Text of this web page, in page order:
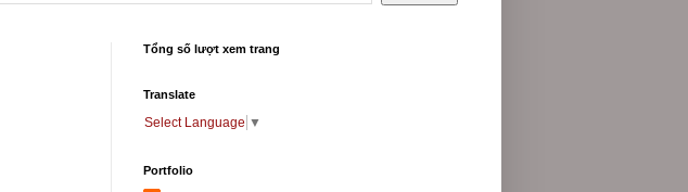
Tổng số lượt xem trang
Translate
Select Language ▼
Portfolio